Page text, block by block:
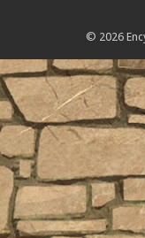
© 2026